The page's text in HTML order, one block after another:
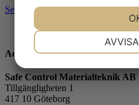
Se vår ackrediteringsomfattning »
Adress
Safe Control Materialteknik AB
Tillgängligheten 1
417 10 Göteborg
MARKNADSFÖRING